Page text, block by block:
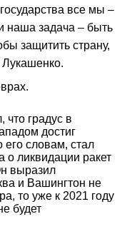
все мы –
наша задача – быть
защитить страну,
Лукашенко.
что градус в
достиг
словам, стал
ликвидации ракет
выразил
и Вашингтон не
то уже к 2021 году
будет